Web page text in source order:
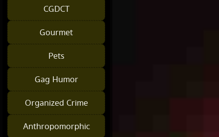
CGDCT
Gourmet
Pets
Gag Humor
Organized Crime
Anthropomorphic